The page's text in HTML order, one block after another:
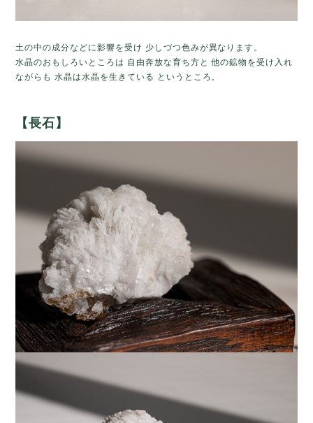
土の中の成分などに影響を受け 少しづつ色みが異なります。
水晶のおもしろいところは 自由奔放な育ち方と 他の鉱物を受け入れ
ながらも 水晶は水晶を生きている というところ。
【長石】